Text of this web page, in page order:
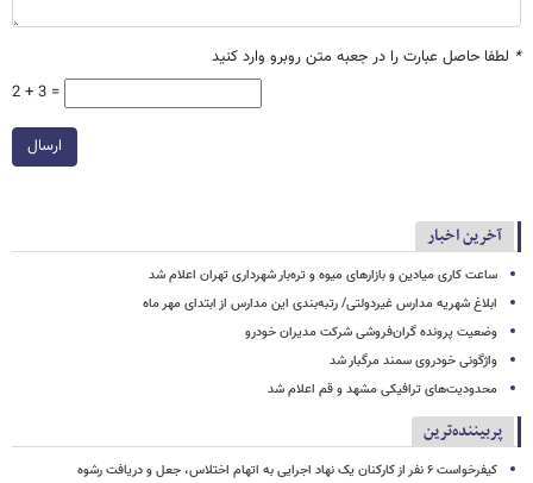
* لطفا حاصل عبارت را در جعبه متن روبرو وارد کنید
2 + 3 =
ارسال
آخرین اخبار
ساعت کاری میادین و بازارهای میوه و تره‌بار شهرداری تهران اعلام شد
ابلاغ شهریه مدارس غیردولتی/ رتبه‌بندی این مدارس از ابتدای مهر ماه
وضعیت پرونده گران‌فروشی شرکت مدیران خودرو
واژگونی خودروی سمند مرگبار شد
محدودیت‌های ترافیکی مشهد و قم اعلام شد
پربیننده‌ترین
کیفرخواست ۶ نفر از کارکنان یک نهاد اجرایی به اتهام اختلاس، جعل و دریافت رشوه